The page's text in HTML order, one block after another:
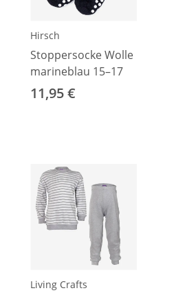
Hirsch
Stoppersocke Wolle
marineblau 15–17
11,95 €
Living Crafts